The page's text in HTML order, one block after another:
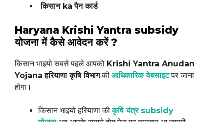
किसान ka पैन कार्ड
Haryana Krishi Yantra subsidy
योजना में कैसे आवेदन करें ?
किसान भाइयो सबसे पहले आपको Krishi Yantra Anudan
Yojana हरियाणा कृषि विभागकी आधिकारिक वेबसाइटपर जाना
होगा।
किसान भाइयो हरियाणा कीकृषि यंत्र subsidy